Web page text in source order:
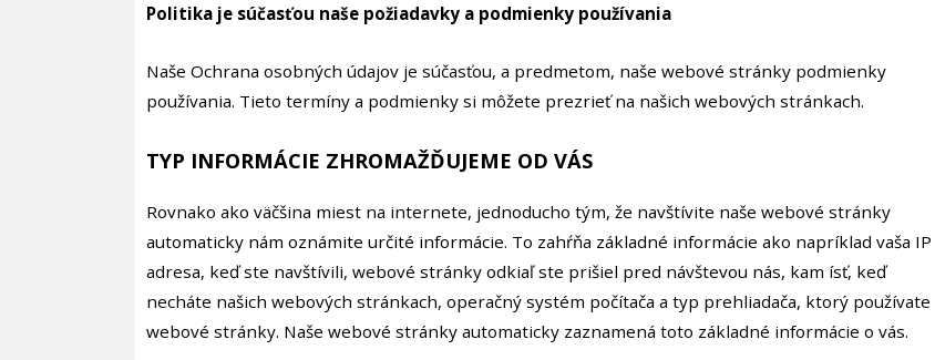
Politika je súčasťou naše požiadavky a podmienky používania
Naše Ochrana osobných údajov je súčasťou, a predmetom, naše webové stránky podmienky
používania. Tieto termíny a podmienky si môžete prezrieť na našich webových stránkach.
TYP INFORMÁCIE ZHROMAŽĎUJEME OD VÁS
Rovnako ako väčšina miest na internete, jednoducho tým, že navštívite naše webové stránky
automaticky nám oznámite určité informácie. To zahŕňa základné informácie ako napríklad vaša IP
adresa, keď ste navštívili, webové stránky odkiaľ ste prišiel pred návštevou nás, kam ísť, keď
necháte našich webových stránkach, operačný systém počítača a typ prehliadača, ktorý používate
webové stránky. Naše webové stránky automaticky zaznamená toto základné informácie o vás.